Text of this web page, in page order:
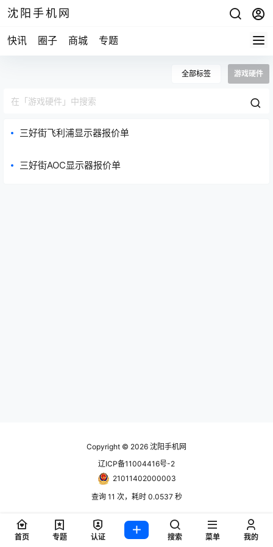
沈阳手机网
快讯 圈子 商城 专题
全部标签 游戏硬件
三好街飞利浦显示器报价单
三好街AOC显示器报价单
Copyright © 2026 沈阳手机网
辽ICP备11004416号-2
21011402000003
查询 11 次，耗时 0.0537 秒
首页 专题 认证 搜索 菜单 我的